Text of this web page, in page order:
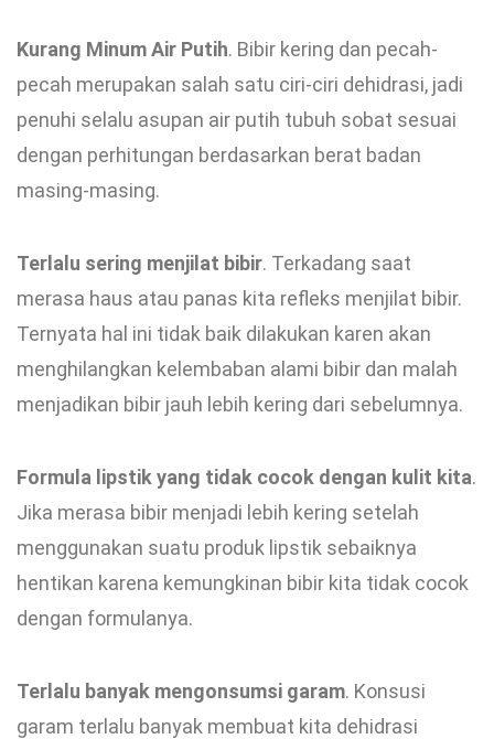
Kurang Minum Air Putih. Bibir kering dan pecah-
pecah merupakan salah satu ciri-ciri dehidrasi, jadi
penuhi selalu asupan air putih tubuh sobat sesuai
dengan perhitungan berdasarkan berat badan
masing-masing.
Terlalu sering menjilat bibir. Terkadang saat
merasa haus atau panas kita refleks menjilat bibir.
Ternyata hal ini tidak baik dilakukan karen akan
menghilangkan kelembaban alami bibir dan malah
menjadikan bibir jauh lebih kering dari sebelumnya.
Formula lipstik yang tidak cocok dengan kulit kita.
Jika merasa bibir menjadi lebih kering setelah
menggunakan suatu produk lipstik sebaiknya
hentikan karena kemungkinan bibir kita tidak cocok
dengan formulanya.
Terlalu banyak mengonsumsi garam. Konsusi
garam terlalu banyak membuat kita dehidrasi